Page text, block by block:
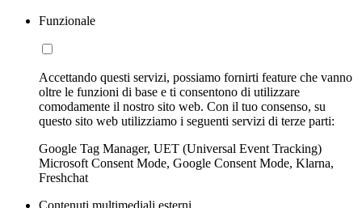
Funzionale
Accettando questi servizi, possiamo fornirti feature che vanno
oltre le funzioni di base e ti consentono di utilizzare
comodamente il nostro sito web. Con il tuo consenso, su
questo sito web utilizziamo i seguenti servizi di terze parti:
Google Tag Manager, UET (Universal Event Tracking)
Microsoft Consent Mode, Google Consent Mode, Klarna,
Freshchat
Contenuti multimediali esterni